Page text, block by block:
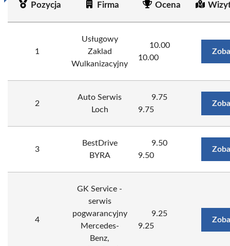
Pozycja Firma Ocena
1
Usługowy
Zaklad
Wulkanizacyjny
10.00
10.00
2
Auto Serwis
Loch
9.75
9.75
3
BestDrive
BYRA
9.50
9.50
4
GK Service -
serwis
pogwarancyjny
Mercedes-
Benz,
9.25
9.25